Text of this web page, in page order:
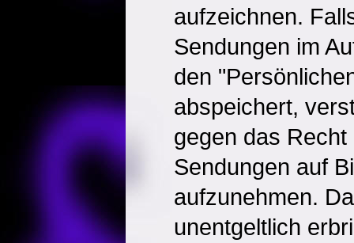
aufzeichnen.
Sendungen im
den
abspeichert,
gegen das
Sendungen auf
aufzunehmen.
unentgeltlich